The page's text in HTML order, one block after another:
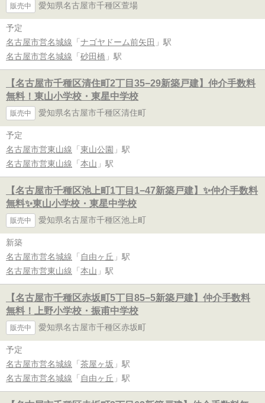
販売中 愛知県名古屋市千種区萱場
予定
名古屋市営名城線 「 ナゴヤドーム前矢田 」駅
名古屋市営名城線 「 砂田橋 」駅
【名古屋市千種区清住町2丁目35−29新築戸建】仲介手数料
無料！東山小学校・東星中学校
販売中 愛知県名古屋市千種区清住町
予定
名古屋市営東山線 「 東山公園 」駅
名古屋市営東山線 「 本山 」駅
【名古屋市千種区池上町1丁目1−47新築戸建】✨️仲介手数料
無料✨️東山小学校・東星中学校
販売中 愛知県名古屋市千種区池上町
新築
名古屋市営名城線 「 自由ヶ丘 」駅
名古屋市営東山線 「 本山 」駅
【名古屋市千種区赤坂町5丁目85−5新築戸建】仲介手数料
無料！上野小学校・振甫中学校
販売中 愛知県名古屋市千種区赤坂町
予定
名古屋市営名城線 「 茶屋ヶ坂 」駅
名古屋市営名城線 「 自由ヶ丘 」駅